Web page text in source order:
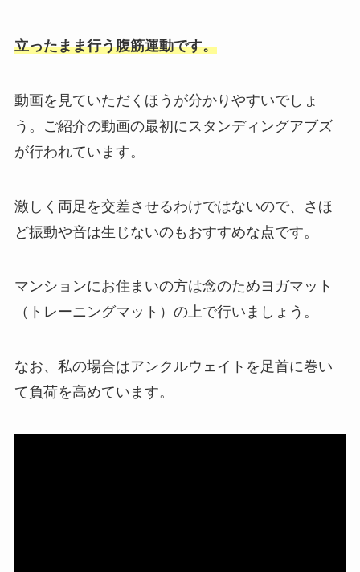
立ったまま行う腹筋運動です。
動画を見ていただくほうが分かりやすいでしょ
う。ご紹介の動画の最初にスタンディングアブズ
が行われています。
激しく両足を交差させるわけではないので、さほ
ど振動や音は生じないのもおすすめな点です。
マンションにお住まいの方は念のためヨガマット
（トレーニングマット）の上で行いましょう。
なお、私の場合はアンクルウェイトを足首に巻い
て負荷を高めています。